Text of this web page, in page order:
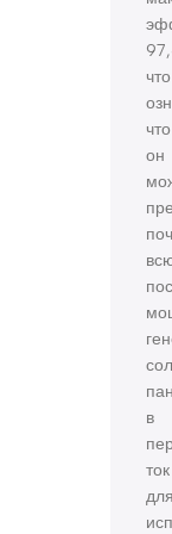
что
что
он
в
ток